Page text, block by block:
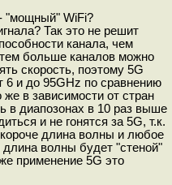
"мощный" WiFi?
Так это не решит
канала, чем
больше каналов можно
скорость, поэтому 5G
6 и до 95GHz по сравнению
в зависимости от стран
в диапозонах в 10 раз выше
и не гонятся за 5G, т.к.
длина волны и любое
волны будет "стеной"
применение 5G это